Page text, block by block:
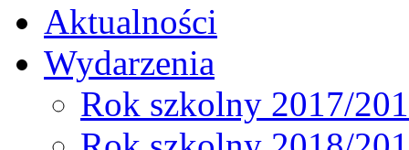
Aktualności
Wydarzenia
Rok szkolny 2017/